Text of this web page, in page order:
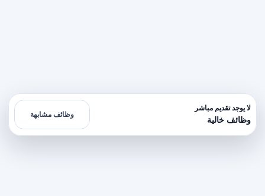
لا يوجد تقديم مباشر
وظائف خالية
وظائف مشابهة